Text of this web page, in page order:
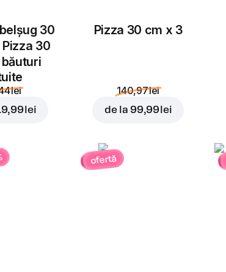
30
30
lei
lei
Pizza 30 cm x 3
140,97 lei
de la 99,99 lei
ofertă